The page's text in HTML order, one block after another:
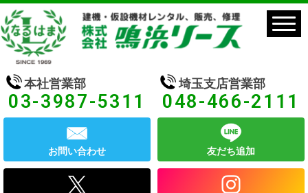
本社営業部
03-3987-5311
埼玉支店営業部
048-466-2111
お問い合わせ 友だち追加